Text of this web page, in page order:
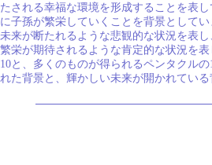
たされる幸福な環境を形成することを表
に子孫が繁栄していくことを背景として
未来が断たれるような悲観的な状況を表
繁栄が期待されるような肯定的な状況を
10と、多くのものが得られるペンタクル
れた背景と、輝かしい未来が開かれている